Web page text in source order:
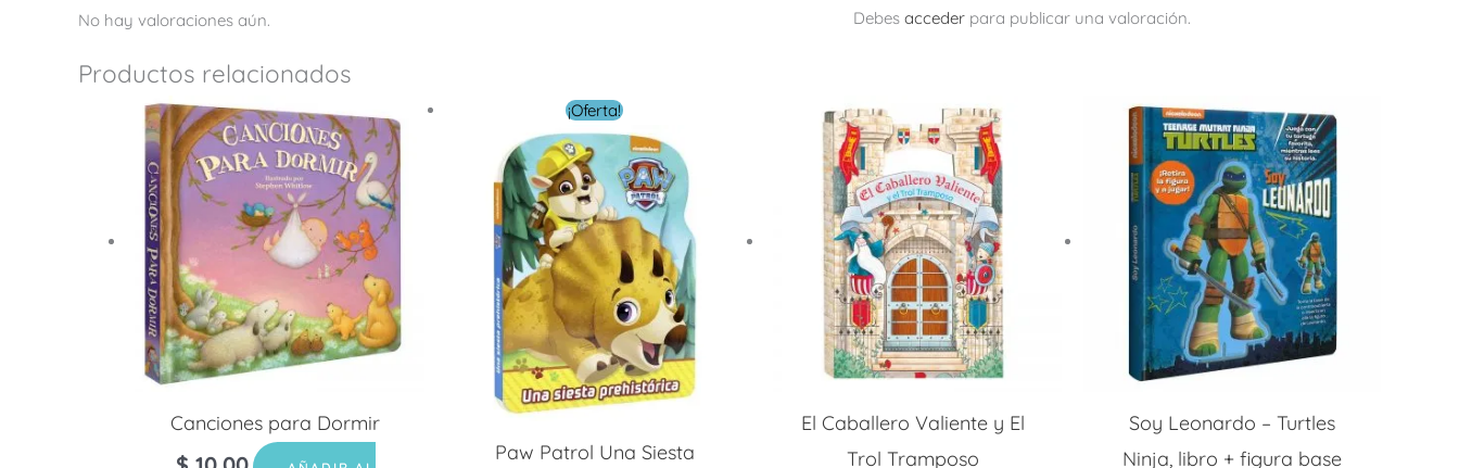
No hay valoraciones aún. Debes acceder para publicar una valoración.
Productos relacionados
Canciones para Dormir
¡Oferta!
Paw Patrol Una Siesta
El
precio
original
era:
$ 10.00.
El
precio
actual
es:
$ 5.00.
El Caballero Valiente y El
Trol Tramposo
Soy Leonardo – Turtles
Ninja, libro + figura base